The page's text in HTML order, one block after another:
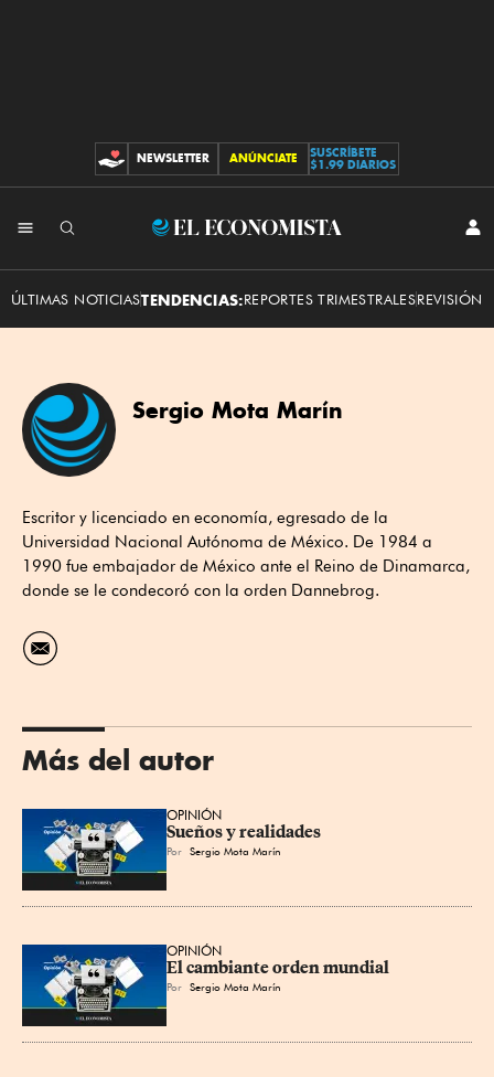
CONTRIBUCIONES
NEWSLETTER ANÚNCIATE
SUSCRÍBETE
$1.99 DIARIOS
El
Economista
ÚLTIMAS NOTICIASTENDENCIAS:REPORTES TRIMESTRALESREVISIÓN
Sergio Mota Marín
Escritor y licenciado en economía, egresado de la
Universidad Nacional Autónoma de México. De 1984 a
1990 fue embajador de México ante el Reino de Dinamarca,
donde se le condecoró con la orden Dannebrog.
Más del autor
OPINIÓN
Sueños y realidades
Por Sergio Mota Marín
OPINIÓN
El cambiante orden mundial
Por Sergio Mota Marín